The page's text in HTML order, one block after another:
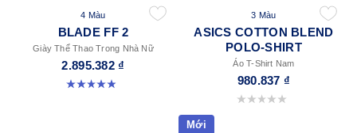
4 Màu
BLADE FF 2
Giày Thể Thao Trong Nhà Nữ
2.895.382 ₫
4.9 trong số 5 sao. 10 đánh giá
3 Màu
ASICS COTTON BLEND
POLO-SHIRT
Áo T-Shirt Nam
980.837 ₫
0.0 trong số 5 sao.
Mới